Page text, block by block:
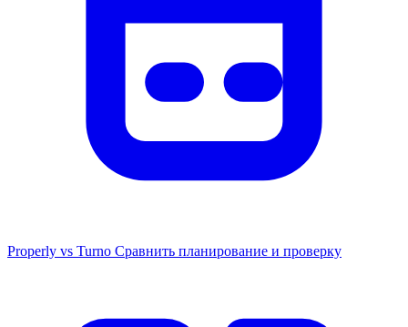
Properly vs Turno Сравнить планирование и проверку